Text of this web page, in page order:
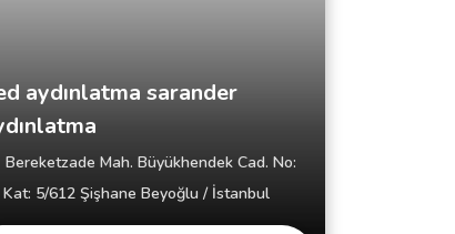
aydınlatma sarander
Bereketzade Mah. Büyükhendek Cad. No:
Kat: 5/612 Şişhane Beyoğlu / İstanbul